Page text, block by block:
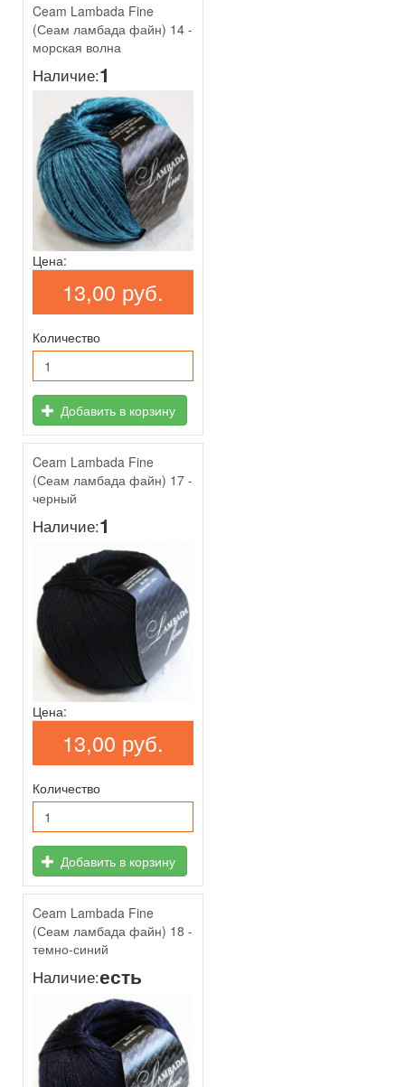
Ceam Lambada Fine
(Сеам ламбада файн) 14 -
морская волна
Наличие:1
Цена:
13,00 руб.
Количество
Добавить в корзину
Ceam Lambada Fine
(Сеам ламбада файн) 17 -
черный
Наличие:1
Цена:
13,00 руб.
Количество
Добавить в корзину
Ceam Lambada Fine
(Сеам ламбада файн) 18 -
темно-синий
Наличие:есть